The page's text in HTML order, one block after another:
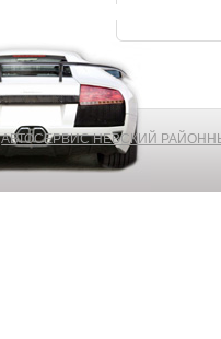
АВТОСЕРВИС НЕВСКИЙ